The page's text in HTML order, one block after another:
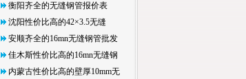
衡阳齐全的无缝钢管报价表
沈阳性价比高的42×3.5无缝
安顺齐全的16mn无缝钢管批发
佳木斯性价比高的16mn无缝钢
内蒙古性价比高的壁厚10mm无